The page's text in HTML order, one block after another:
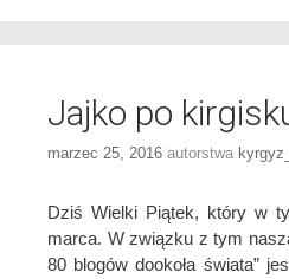
Jajko po
marzec 25, 2016 autorstwa
Dziś Wielki Piątek, który w
marca. W związku z tym
80 blogów dookoła świata”